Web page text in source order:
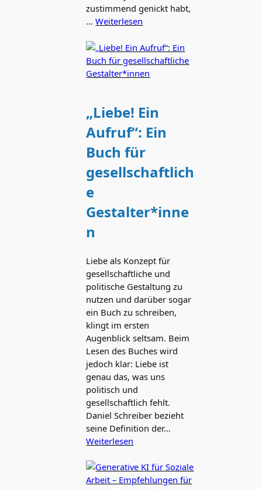
zustimmend genickt habt,
…Weiterlesen
„Liebe! Ein
Aufruf“: Ein
Buch für
gesellschaftlich
e
Gestalter*inne
n
Liebe als Konzept für
gesellschaftliche und
politische Gestaltung zu
nutzen und darüber sogar
ein Buch zu schreiben,
klingt im ersten
Augenblick seltsam. Beim
Lesen des Buches wird
jedoch klar: Liebe ist
genau das, was uns
politisch und
gesellschaftlich fehlt.
Daniel Schreiber bezieht
seine Definition der…
Weiterlesen